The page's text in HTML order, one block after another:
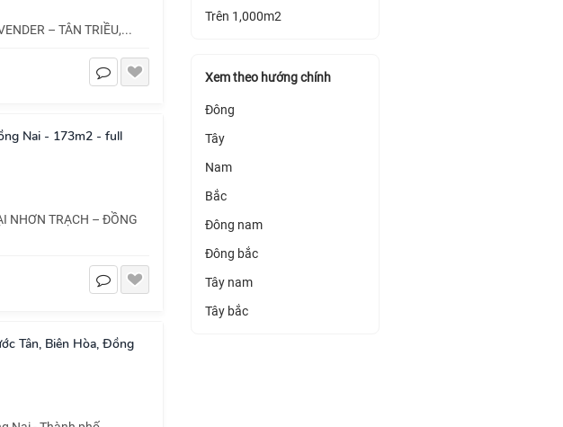
– TÂN TRIỀU,...
NHƠN TRẠCH – ĐỒNG
Trên 1,000m2
Xem theo hướng chính
Đông
Tây
Nam
Bắc
Đông nam
Đông bắc
Tây nam
Tây bắc